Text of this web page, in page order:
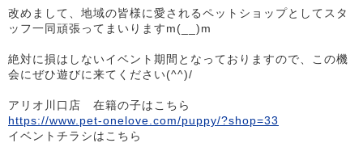
改めまして、地域の皆様に愛されるペットショップとしてスタ
ッフ一同頑張ってまいりますm(__)m
絶対に損はしないイベント期間となっておりますので、この機
会にぜひ遊びに来てください(^^)/
アリオ川口店 在籍の子はこちら
https://www.pet-onelove.com/puppy/?shop=33
イベントチラシはこちら